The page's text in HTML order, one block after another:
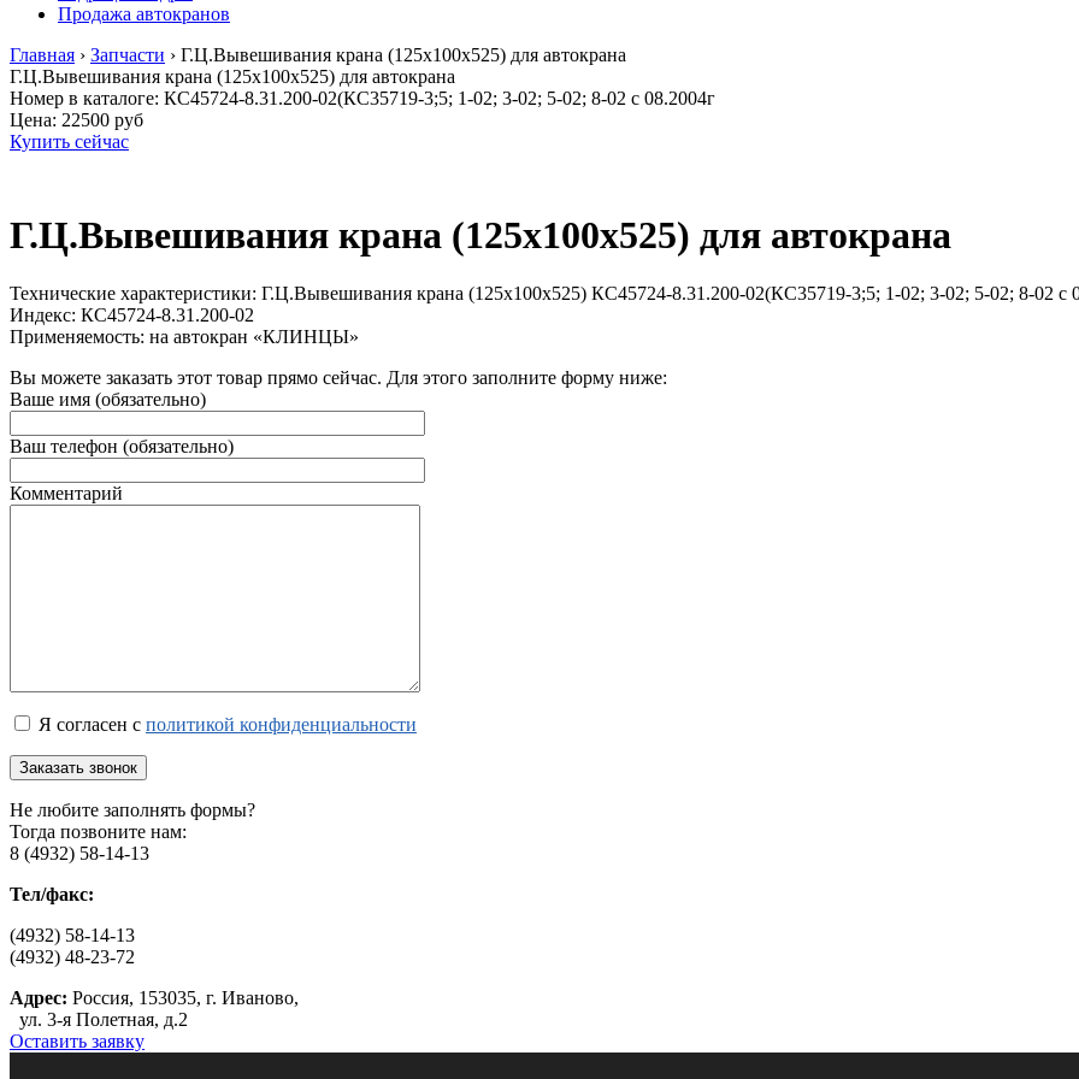
Продажа автокранов
Главная › Запчасти › Г.Ц.Вывешивания крана (125х100х525) для автокрана
Г.Ц.Вывешивания крана (125х100х525) для автокрана
Номер в каталоге: КС45724-8.31.200-02(КС35719-3;5; 1-02; 3-02; 5-02; 8-02 с 08.2004г
Цена: 22500 руб
Купить сейчас
Г.Ц.Вывешивания крана (125х100х525) для автокрана
Технические характеристики: Г.Ц.Вывешивания крана (125х100х525) КС45724-8.31.200-02(КС35719-3;5; 1-02; 3-02; 5-02; 8-02 с
Индекс: КС45724-8.31.200-02
Применяемость: на автокран «КЛИНЦЫ»
Вы можете заказать этот товар прямо сейчас. Для этого заполните форму ниже:
Ваше имя (обязательно)
Ваш телефон (обязательно)
Комментарий
Я согласен с политикой конфиденциальности
Не любите заполнять формы?
Тогда позвоните нам:
8 (4932) 58-14-13
Тел/факс:
(4932) 58-14-13
(4932) 48-23-72
Адрес: Россия, 153035, г. Иваново,
ул. 3-я Полетная, д.2
Оставить заявку